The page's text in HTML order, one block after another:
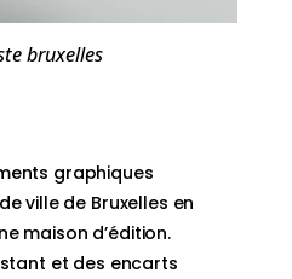
bruxelles
graphiques
ville de Bruxelles en
maison d’édition.
et des encarts